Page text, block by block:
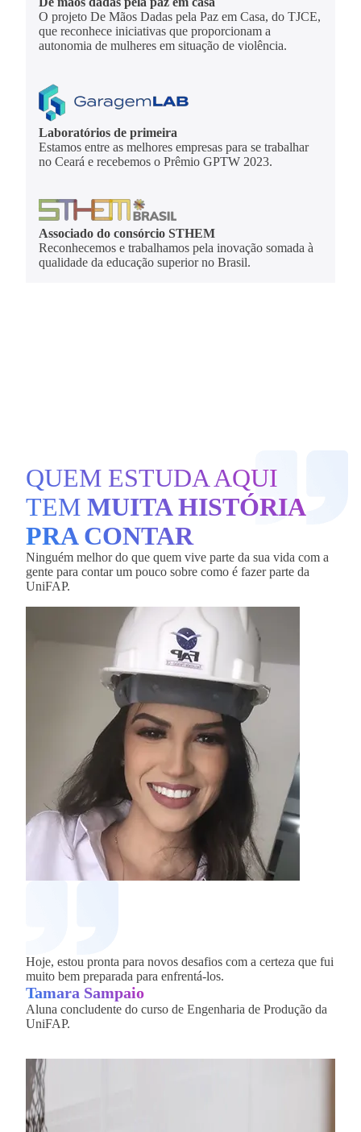
O projeto De Mãos Dadas pela Paz em Casa, do TJCE,
que reconhece iniciativas que proporcionam a
autonomia de mulheres em situação de violência.
Laboratórios de primeira
Estamos entre as melhores empresas para se trabalhar
no Ceará e recebemos o Prêmio GPTW 2023.
Associado do consórcio STHEM
Reconhecemos e trabalhamos pela inovação somada à
qualidade da educação superior no Brasil.
QUEM ESTUDA AQUI
TEM MUITA HISTÓRIA
PRA CONTAR
Ninguém melhor do que quem vive parte da sua vida com a
gente para contar um pouco sobre como é fazer parte da
UniFAP.
Hoje, estou pronta para novos desafios com a certeza que fui
muito bem preparada para enfrentá-los.
Tamara Sampaio
Aluna concludente do curso de Engenharia de Produção da
UniFAP.